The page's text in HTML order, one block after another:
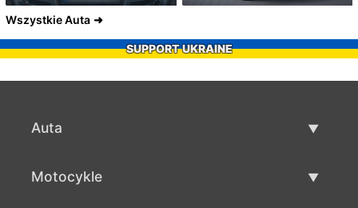
Wszystkie Auta
SUPPORT UKRAINE
Auta
Motocykle